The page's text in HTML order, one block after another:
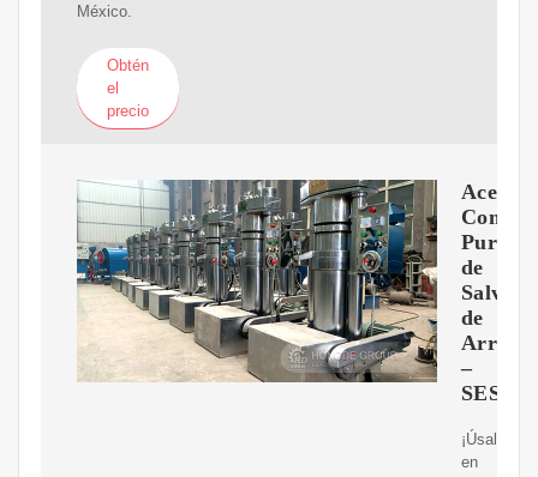
México.
Obtén
el
precio
Aceite
Puro
de
Salvado
de
Arroz
–
¡Úsalo
en